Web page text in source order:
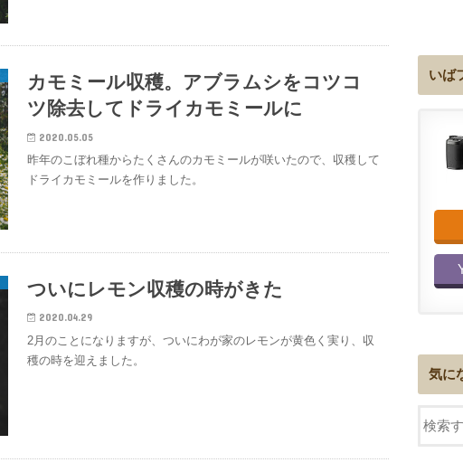
カモミール収穫。アブラムシをコツコ
ツ除去してドライカモミールに
2020.05.05
昨年のこぼれ種からたくさんのカモミールが咲いたので、収穫して
ドライカモミールを作りました。
ついにレモン収穫の時がきた
2020.04.29
2月のことになりますが、ついにわが家のレモンが黄色く実り、収
穫の時を迎えました。
いば
気に